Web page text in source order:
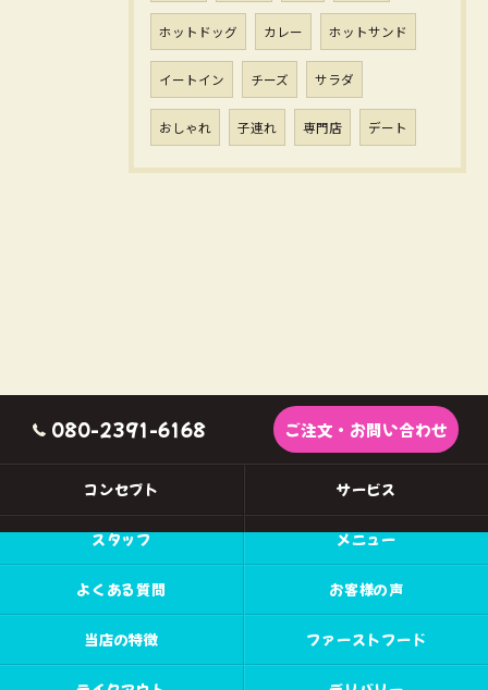
ホットドッグ カレー ホットサンド
イートイン チーズ サラダ
おしゃれ 子連れ 専門店 デート
080-2391-6168 ご注文・お問い合わせ
コンセプト サービス
スタッフ メニュー
よくある質問 お客様の声
当店の特徴 ファーストフード